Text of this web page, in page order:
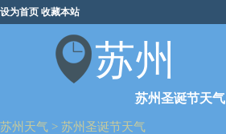
设为首页 收藏本站
苏州
苏州圣诞节天气
苏州天气 > 苏州圣诞节天气